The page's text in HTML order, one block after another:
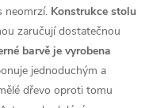
neomrzí. Konstrukce stolu
zaručují dostatečnou
barvě je vyrobena
jednoduchým a
dřevo oproti tomu